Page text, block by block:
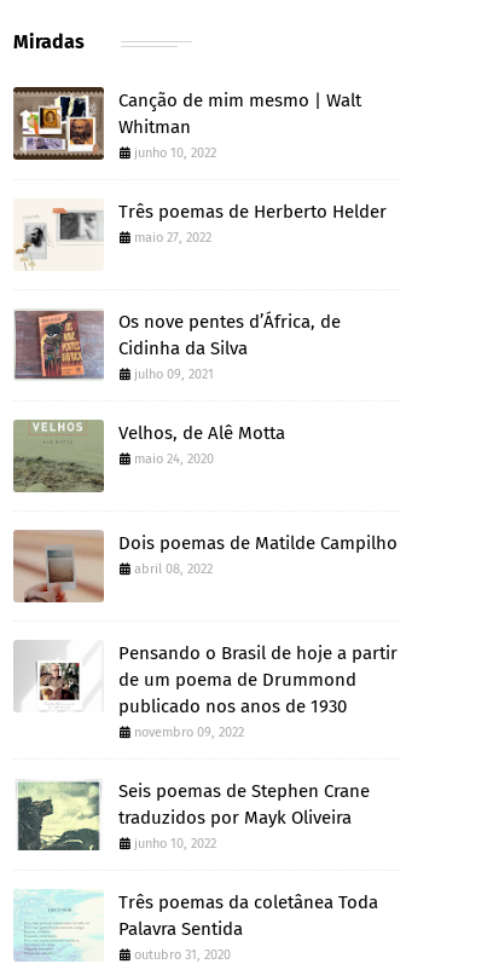
Miradas
Canção de mim mesmo | Walt
Whitman
junho 10, 2022
Três poemas de Herberto Helder
maio 27, 2022
Os nove pentes d’África, de
Cidinha da Silva
julho 09, 2021
Velhos, de Alê Motta
maio 24, 2020
Dois poemas de Matilde Campilho
abril 08, 2022
Pensando o Brasil de hoje a partir
de um poema de Drummond
publicado nos anos de 1930
novembro 09, 2022
Seis poemas de Stephen Crane
traduzidos por Mayk Oliveira
junho 10, 2022
Três poemas da coletânea Toda
Palavra Sentida
outubro 31, 2020